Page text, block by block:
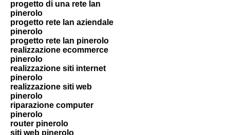
progetto di una rete lan
pinerolo
progetto rete lan aziendale
pinerolo
progetto rete lan pinerolo
realizzazione ecommerce
pinerolo
realizzazione siti internet
pinerolo
realizzazione siti web
pinerolo
riparazione computer
pinerolo
router pinerolo
siti web pinerolo